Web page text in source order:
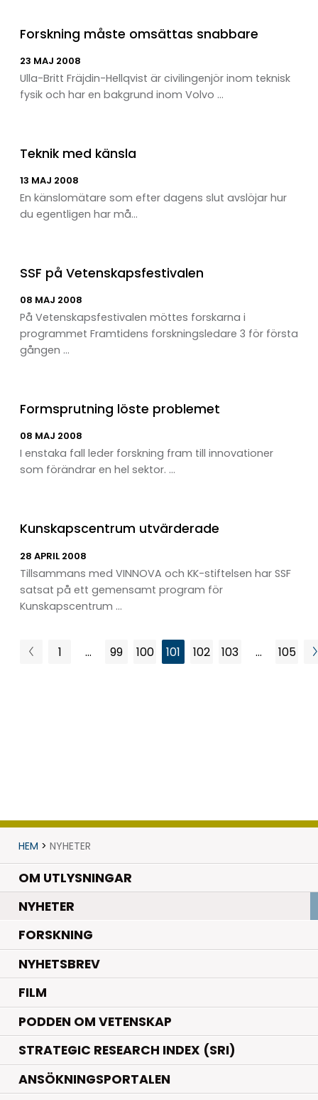
Forskning måste omsättas snabbare
23 MAJ 2008
Ulla-Britt Fräjdin-Hellqvist är civilingenjör inom teknisk
fysik och har en bakgrund inom Volvo ...
Teknik med känsla
13 MAJ 2008
En känslomätare som efter dagens slut avslöjar hur
du egentligen har må...
SSF på Vetenskapsfestivalen
08 MAJ 2008
På Vetenskapsfestivalen möttes forskarna i
programmet Framtidens forskningsledare 3 för första
gången ...
Formsprutning löste problemet
08 MAJ 2008
I enstaka fall leder forskning fram till innovationer
som förändrar en hel sektor. ...
Kunskapscentrum utvärderade
28 APRIL 2008
Tillsammans med VINNOVA och KK-stiftelsen har SSF
satsat på ett gemensamt program för
Kunskapscentrum ...
Föregående
Sida
1 … Sida
99 Sida
100 Sida
101 Sida
102 Sida
103 … Sida
105
HEM > NYHETER
OM UTLYSNINGAR
NYHETER.
FORSKNING.
NYHETSBREV
FILM
PODDEN OM VETENSKAP
STRATEGIC RESEARCH INDEX (SRI)
ANSÖKNINGSPORTALEN